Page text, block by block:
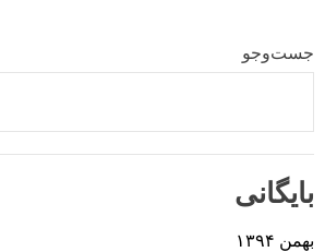
جست‌وجو
بایگانی
بهمن ۱۳۹۴